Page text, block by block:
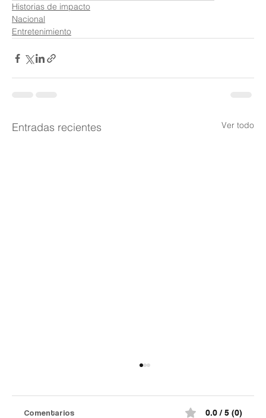
Historias de impacto
Nacional
Entretenimiento
Entradas recientes Ver todo
Comentarios 0.0 / 5 (0)